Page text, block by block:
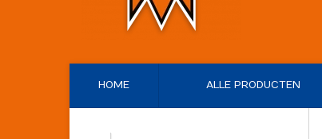
HOME ALLE PRODUCTEN